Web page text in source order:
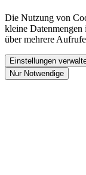
Die Nutzung von
kleine
über mehrere
Einstellungen
Nur Notwendige